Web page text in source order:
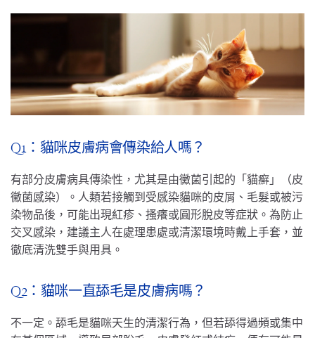
Q1：貓咪皮膚病會傳染給人嗎？
有部分皮膚病具傳染性，尤其是由黴菌引起的「貓癬」（皮
黴菌感染）。人類若接觸到受感染貓咪的皮屑、毛髮或被污
染物品後，可能出現紅疹、搔癢或圓形脫皮等症狀。為防止
交叉感染，建議主人在處理患處或清潔環境時戴上手套，並
徹底清洗雙手與用具。
Q2：貓咪一直舔毛是皮膚病嗎？
不一定。舔毛是貓咪天生的清潔行為，但若舔得過頻或集中